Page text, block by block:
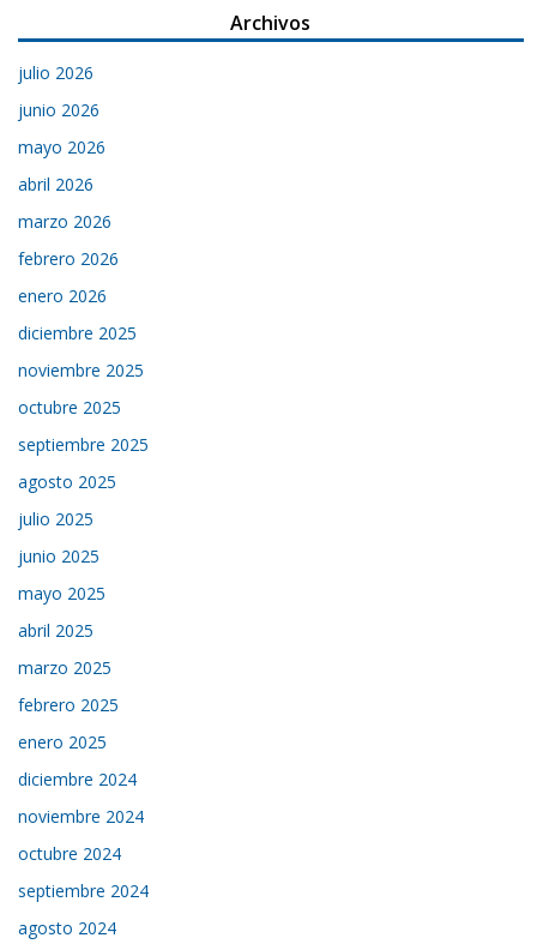
Archivos
julio 2026
junio 2026
mayo 2026
abril 2026
marzo 2026
febrero 2026
enero 2026
diciembre 2025
noviembre 2025
octubre 2025
septiembre 2025
agosto 2025
julio 2025
junio 2025
mayo 2025
abril 2025
marzo 2025
febrero 2025
enero 2025
diciembre 2024
noviembre 2024
octubre 2024
septiembre 2024
agosto 2024